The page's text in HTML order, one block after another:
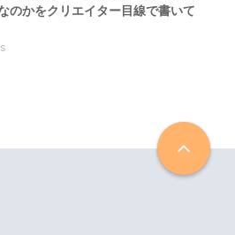
のかをクリエイター目線で書いて